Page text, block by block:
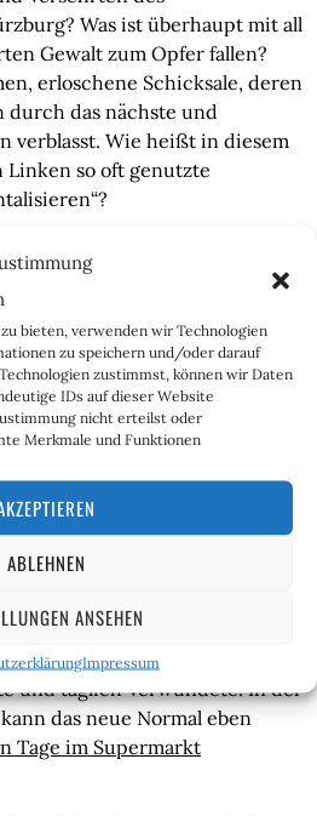
bieten, verwenden wir Technologien
zu speichern und/oder darauf
zustimmst, können wir Daten
IDs auf dieser Website
nicht erteilst oder
Merkmale und Funktionen
ABLEHNEN
ANSEHEN
Impressum
Was ist überhaupt mit all
Gewalt zum Opfer fallen?
erloschene Schicksale, deren
das nächste und
verblasst. Wie heißt in diesem
Linken so oft genutzte
jeder einzelne Medien-, Kultur-
der den Wahnsinn der
unterstützt, trägt
einzelne Attacke auf unser
nicht ein Quäntchen weniger,
Opposition bei jeder
werden muss. Es kann gar
werden – wir haben uns in
gewöhnt, die der
Bombenopfern gleichkommt.
sind seit 2015 so zahlreich
mediale Darüberhinwegsetzen
darüber
Bürgerkrieg“
und täglich Verwundete. In der
das neue Normal eben
Tage im Supermarkt